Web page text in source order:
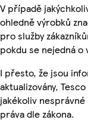
V případě
ohledně výrobků
pro služby
pokdu se nejedná o
I přesto, že jsou
aktualizovány,
jakékoliv nesprávné
práva dle zákona.